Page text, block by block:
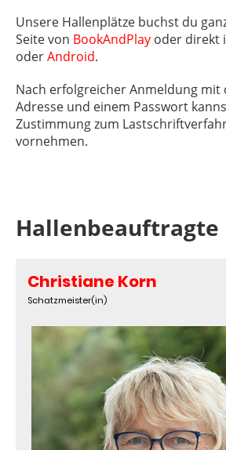
Unsere Hallenplätze buchst du
Seite von BookAndPlay oder direkt
oderAndroid.
Nach erfolgreicher Anmeldung mit
Adresse und einem Passwort
Zustimmung zum
vornehmen.
Hallenbeauftragte
Christiane Korn
Schatzmeister(in)